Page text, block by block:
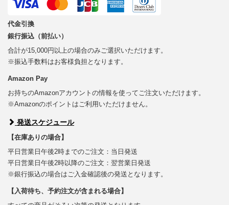
代金引換
銀行振込（前払い）
合計が15,000円以上の場合のみご選択いただけます。
※振込手数料はお客様負担となります。
Amazon Pay
お持ちのAmazonアカウントの情報を使ってご注文いただけます。
※Amazonのポイントはご利用いただけません。
発送スケジュール
【在庫ありの場合】
平日営業日午後2時までのご注文：当日発送
平日営業日午後2時以降のご注文：翌営業日発送
※銀行振込の場合はご入金確認後の発送となります。
【入荷待ち、予約注文が含まれる場合】